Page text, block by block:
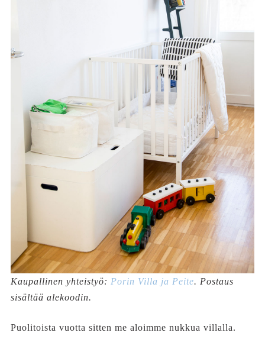
Kaupallinen yhteistyö: Porin Villa ja Peite. Postaus
sisältää alekoodin.
Puolitoista vuotta sitten me aloimme nukkua villalla.